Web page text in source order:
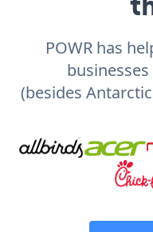
POWR has
(besides